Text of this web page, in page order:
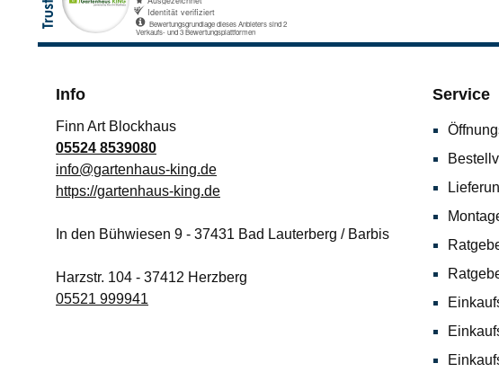
Info
Finn Art Blockhaus
05524 8539080
info@gartenhaus-king.de
https://gartenhaus-king.de
In den Bühwiesen 9 - 37431 Bad Lauterberg / Barbis
Harzstr. 104 - 37412 Herzberg
05521 999941
Service